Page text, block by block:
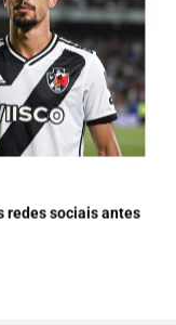
redes sociais antes